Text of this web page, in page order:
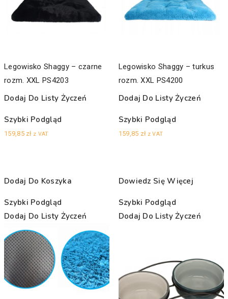
Legowisko Shaggy – czarne
rozm. XXL PS4203
Dodaj Do Listy Życzeń
Szybki Podgląd
159,85 zł z VAT
Legowisko Shaggy – turkus
rozm. XXL PS4200
Dodaj Do Listy Życzeń
Szybki Podgląd
159,85 zł z VAT
Dodaj Do Koszyka
Szybki Podgląd
Dodaj Do Listy Życzeń
Dowiedz Się Więcej
Szybki Podgląd
Dodaj Do Listy Życzeń